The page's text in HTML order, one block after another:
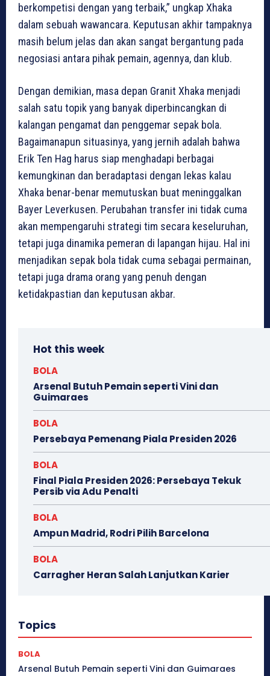
berkompetisi dengan yang terbaik,” ungkap Xhaka
dalam sebuah wawancara. Keputusan akhir tampaknya
masih belum jelas dan akan sangat bergantung pada
negosiasi antara pihak pemain, agennya, dan klub.
Dengan demikian, masa depan Granit Xhaka menjadi
salah satu topik yang banyak diperbincangkan di
kalangan pengamat dan penggemar sepak bola.
Bagaimanapun situasinya, yang jernih adalah bahwa
Erik Ten Hag harus siap menghadapi berbagai
kemungkinan dan beradaptasi dengan lekas kalau
Xhaka benar-benar memutuskan buat meninggalkan
Bayer Leverkusen. Perubahan transfer ini tidak cuma
akan mempengaruhi strategi tim secara keseluruhan,
tetapi juga dinamika pemeran di lapangan hijau. Hal ini
menjadikan sepak bola tidak cuma sebagai permainan,
tetapi juga drama orang yang penuh dengan
ketidakpastian dan keputusan akbar.
Hot this week
BOLA
Arsenal Butuh Pemain seperti Vini dan
Guimaraes
BOLA
Persebaya Pemenang Piala Presiden 2026
BOLA
Final Piala Presiden 2026: Persebaya Tekuk
Persib via Adu Penalti
BOLA
Ampun Madrid, Rodri Pilih Barcelona
BOLA
Carragher Heran Salah Lanjutkan Karier
Topics
BOLA
Arsenal Butuh Pemain seperti Vini dan Guimaraes